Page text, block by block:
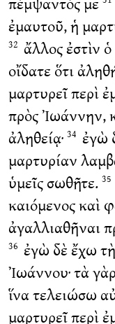
ἐμαυτοῦ, ἡ
32 ἄλλος ἐστὶν
οἴδατε ὅτι
μαρτυρεῖ περὶ
πρὸς Ἰωάννην,
ἀληθείᾳ· 34 ἐγὼ
μαρτυρίαν
ὑμεῖς σωθῆτε. 35
καιόμενος καὶ
ἀγαλλιαθῆναι
36 ἐγὼ δὲ ἔχω
Ἰωάννου· τὰ
ἵνα τελειώσω
μαρτυρεῖ περὶ